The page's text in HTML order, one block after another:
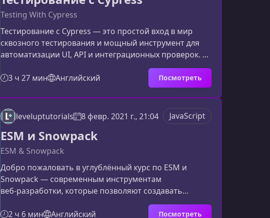
безопасн
Testing With Cypress
Тестирование с Cypress — это простой вход в мир
сквозного тестирования и мощный инструмент для
автоматизации UI, API и интеграционных проверок. В
этом материале мы разберём ключевые возможности
Cypress и покажем, как сделать процесс тестирования
быстрее, стабильнее и приятнее.Что такое Cypress и
зачем он нуженCypress — это современный
фреймворк для end-to-end тестирования, который
работает прямо в браузере и предоставляет удобные
инструменты д
3 ч 27 мин Английский Посмотреть
leveluptutorials 8 февр. 2021 г., 21:04 JavaScript
ESM и Snowpack
ESM & Snowpack
Добро пожаловать в углублённый курс по ESM и
Snowpack — современным инструментам
веб‑разработки, которые позволяют создавать
быстрые, модульные и оптимизированные проекты.
Вы узнаете, как использовать нативные
2 ч 6 мин Английский Посмотреть